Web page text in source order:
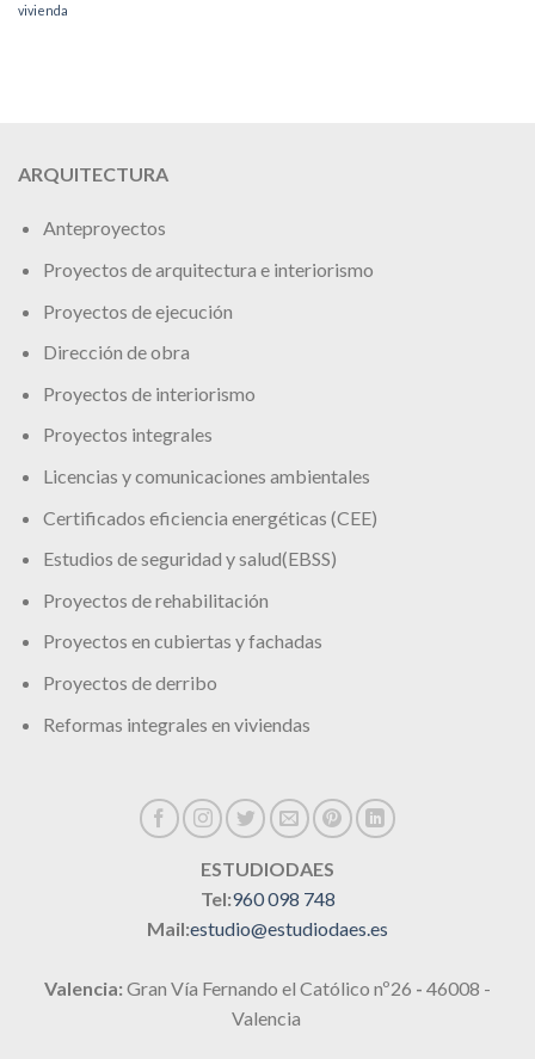
vivienda
ARQUITECTURA
Anteproyectos
Proyectos de arquitectura e interiorismo
Proyectos de ejecución
Dirección de obra
Proyectos de interiorismo
Proyectos integrales
Licencias y comunicaciones ambientales
Certificados eficiencia energéticas (CEE)
Estudios de seguridad y salud(EBSS)
Proyectos de rehabilitación
Proyectos en cubiertas y fachadas
Proyectos de derribo
Reformas integrales en viviendas
ESTUDIODAES
Tel:960 098 748
Mail:estudio@estudiodaes.es
Valencia: Gran Vía Fernando el Católico nº26 - 46008 -
Valencia